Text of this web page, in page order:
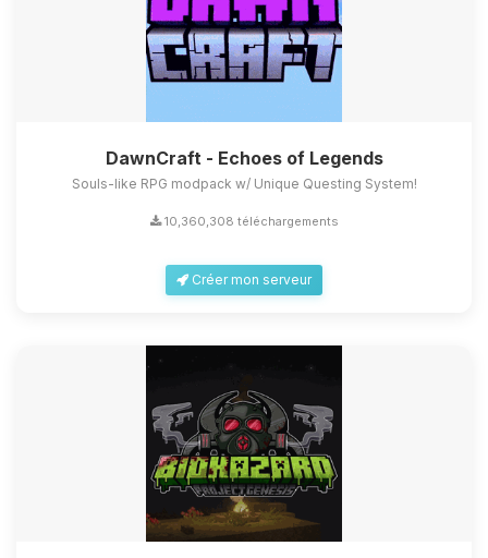
DawnCraft - Echoes of Legends
Souls-like RPG modpack w/ Unique Questing System!
10,360,308 téléchargements
Créer mon serveur